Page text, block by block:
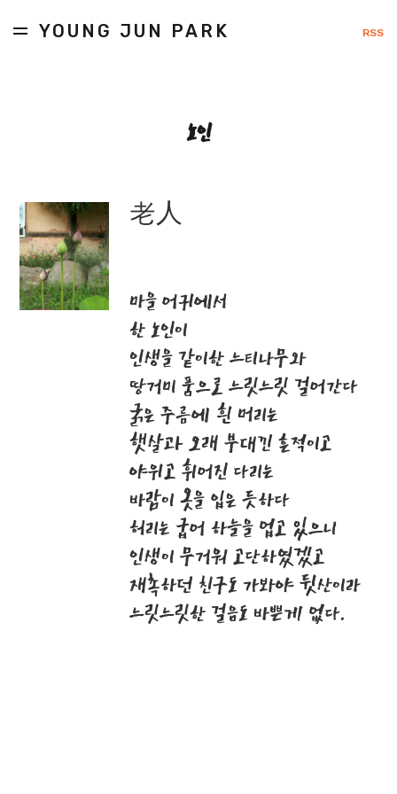
YOUNG JUN PARK RSS
노인
老人
마을 어귀에서
한 노인이
인생을 같이한 느티나무와
땅거미 품으로 느릿느릿 걸어간다
굵은 주름에 흰 머리는
햇살과 오래 부대낀 흔적이고
야위고 휘어진 다리는
바람이 옷을 입은 듯하다
허리는 굽어 하늘을 업고 있으니
인생이 무거워 고단하였겠고
재촉하던 친구도 가봐야 뒷산이라
느릿느릿한 걸음도 바쁜게 없다.